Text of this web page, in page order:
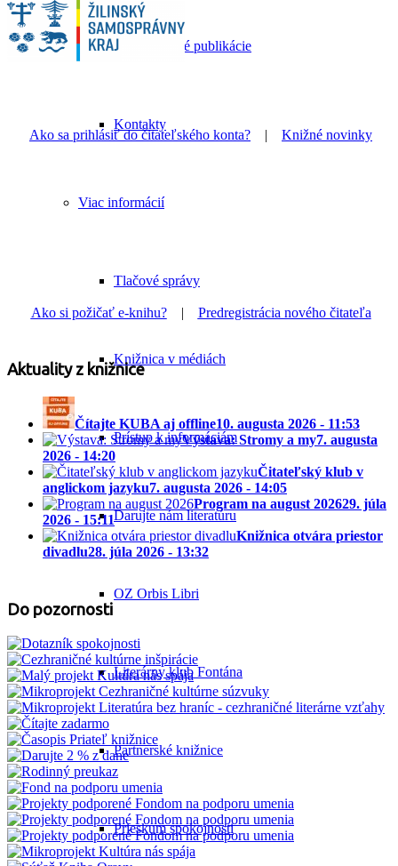
Knižné publikácie
Kontakty
Viac informácií
Tlačové správy
Knižnica v médiách
Prístup k informáciám
Darujte nám literatúru
OZ Orbis Libri
Literárny klub Fontána
Partnerské knižnice
Prieskum spokojnosti
Ako sa prihlásiť do čitateľského konta? | Knižné novinky
Ako si požičať e-knihu?| Predregistrácia nového čitateľa
Aktuality z knižnice
Čítajte KUBA aj offline10. augusta 2026 - 11:53
Výstava: Stromy a my7. augusta
2026 - 14:20
Čitateľský klub v
anglickom jazyku7. augusta 2026 - 14:05
Program na august 202629. júla
2026 - 15:11
Knižnica otvára priestor
divadlu28. júla 2026 - 13:32
Do pozornosti